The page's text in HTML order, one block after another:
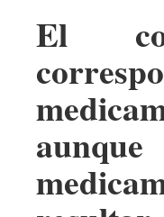
El